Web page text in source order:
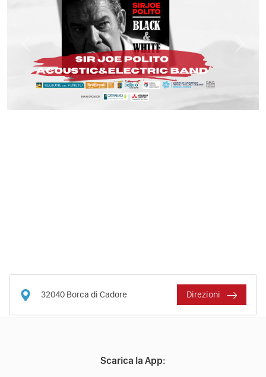
32040 Borca di Cadore Direzioni
Scarica la App: